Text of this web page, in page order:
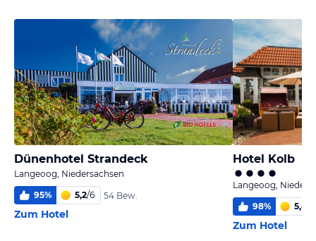
Dünenhotel Strandeck
Langeoog, Niedersachsen
95% 5,2/6 54 Bew.
Zum Hotel
Hotel Kolb
Langeoog,
98% 5,4
Zum Hotel